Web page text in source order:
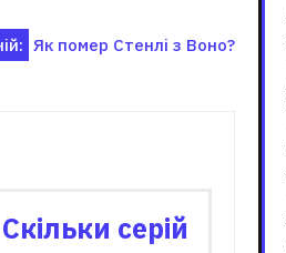
Як помер Стенлі з Воно?
Скільки серій